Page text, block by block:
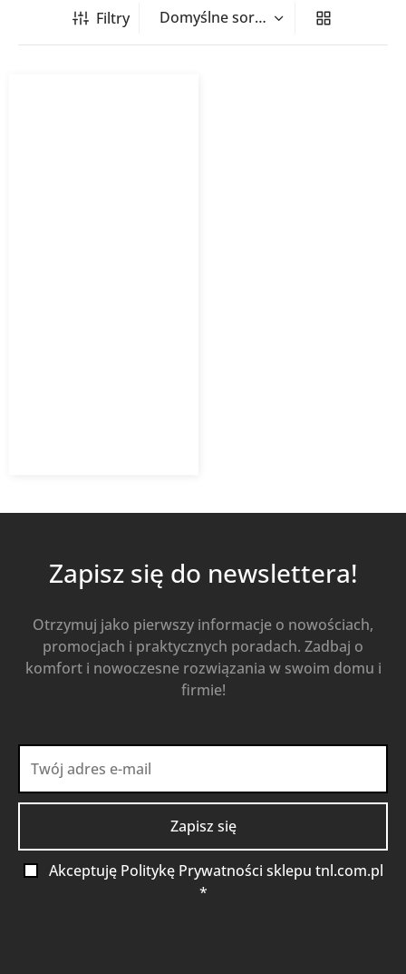
Filtry
Zapisz się do newslettera!
Otrzymuj jako pierwszy informacje o nowościach,
promocjach i praktycznych poradach. Zadbaj o
komfort i nowoczesne rozwiązania w swoim domu i
firmie!
Akceptuję Politykę Prywatności sklepu tnl.com.pl
*